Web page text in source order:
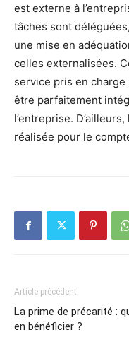
est externe à
tâches sont
une mise en
celles externalisées.
service pris en
être parfaitement
l’entreprise.
réalisée pour le
Article précédent
La prime de précarité :
en bénéficier ?